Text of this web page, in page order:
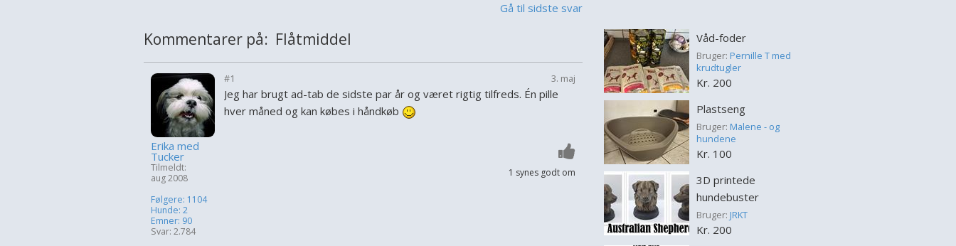
Gå til sidste svar
Kommentarer på: Flåtmiddel
Erika med
Tucker
Tilmeldt:
aug 2008
Følgere: 1104
Hunde: 2
Emner: 90
Svar: 2.784
#1 3. maj
Jeg har brugt ad-tab de sidste par år og været rigtig tilfreds. Én pille
hver måned og kan købes i håndkøb
1 synes godt om
Våd-foder
Bruger: Pernille T med
krudtugler
Kr. 200
Plastseng
Bruger: Malene - og
hundene
Kr. 100
3D printede
hundebuster
Bruger: JRKT
Kr. 200